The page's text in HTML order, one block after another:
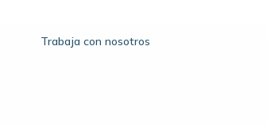
Trabaja con nosotros